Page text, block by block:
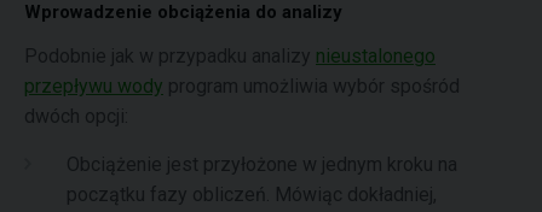
Wprowadzenie obciążenia do analizy
Podobnie jak w przypadku analizy nieustalonego
przepływu wody program umożliwia wybór spośród
dwóch opcji:
Obciążenie jest przyłożone w jednym kroku na
początku fazy obliczeń. Mówiąc dokładniej,